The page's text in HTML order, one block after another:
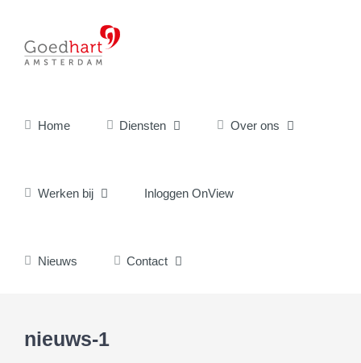
inhoud
Home Diensten Over ons
Werken bij Inloggen OnView
Nieuws Contact
nieuws-1